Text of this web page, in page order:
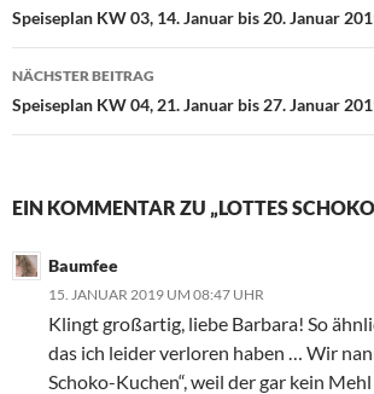
Speiseplan KW 03, 14. Januar bis 20. Januar
NÄCHSTER BEITRAG
Speiseplan KW 04, 21. Januar bis 27. Januar
EIN KOMMENTAR ZU „LOTTES
Baumfee
15. JANUAR 2019 UM 08:47 UHR
Klingt großartig, liebe Barbara! So
das ich leider verloren haben … Wir
Schoko-Kuchen“, weil der gar kein